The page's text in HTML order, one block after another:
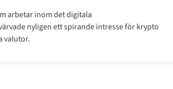
arbetar inom det digitala
nyligen ett spirande intresse för krypto
valutor.